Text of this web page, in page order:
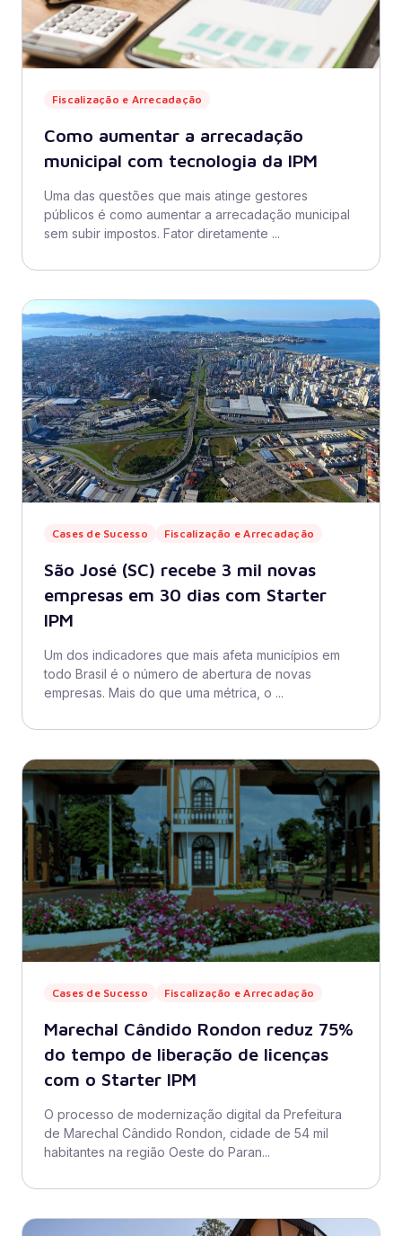
Fiscalização e Arrecadação
Como aumentar a arrecadação
municipal com tecnologia da IPM
Uma das questões que mais atinge gestores
públicos é como aumentar a arrecadação municipal
sem subir impostos. Fator diretamente ...
Cases de Sucesso Fiscalização e Arrecadação
São José (SC) recebe 3 mil novas
empresas em 30 dias com Starter
IPM
Um dos indicadores que mais afeta municípios em
todo Brasil é o número de abertura de novas
empresas. Mais do que uma métrica, o ...
Cases de Sucesso Fiscalização e Arrecadação
Marechal Cândido Rondon reduz 75%
do tempo de liberação de licenças
com o Starter IPM
O processo de modernização digital da Prefeitura
de Marechal Cândido Rondon, cidade de 54 mil
habitantes na região Oeste do Paran...